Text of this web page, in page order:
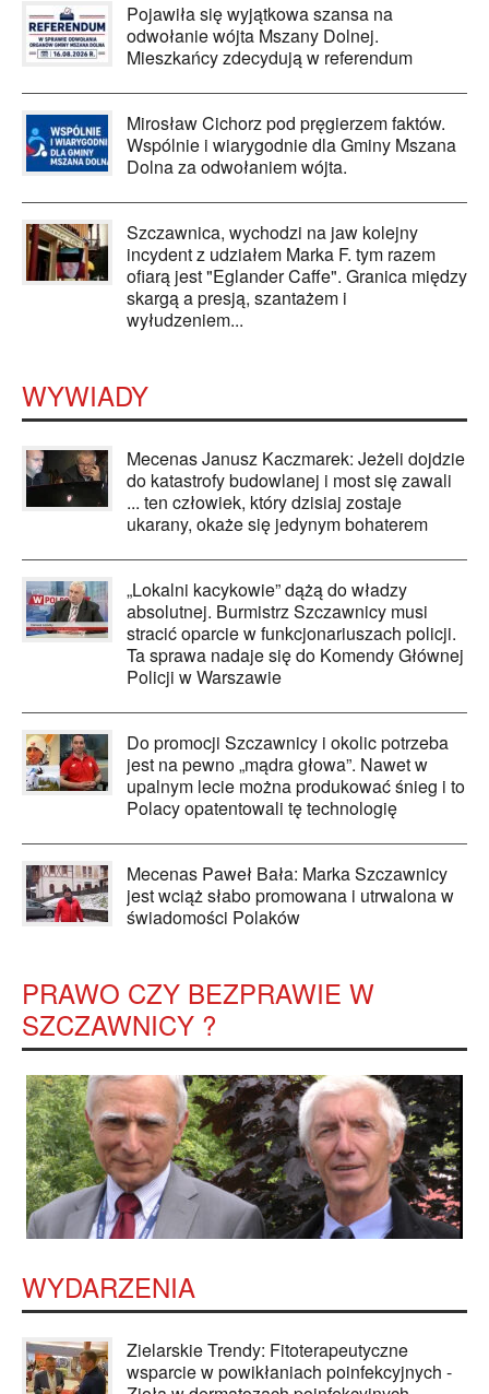
Pojawiła się wyjątkowa szansa na
odwołanie wójta Mszany Dolnej.
Mieszkańcy zdecydują w referendum
Mirosław Cichorz pod pręgierzem faktów.
Wspólnie i wiarygodnie dla Gminy Mszana
Dolna za odwołaniem wójta.
Szczawnica, wychodzi na jaw kolejny
incydent z udziałem Marka F. tym razem
ofiarą jest "Eglander Caffe". Granica między
skargą a presją, szantażem i
wyłudzeniem...
WYWIADY
Mecenas Janusz Kaczmarek: Jeżeli dojdzie
do katastrofy budowlanej i most się zawali
... ten człowiek, który dzisiaj zostaje
ukarany, okaże się jedynym bohaterem
„Lokalni kacykowie” dążą do władzy
absolutnej. Burmistrz Szczawnicy musi
stracić oparcie w funkcjonariuszach policji.
Ta sprawa nadaje się do Komendy Głównej
Policji w Warszawie
Do promocji Szczawnicy i okolic potrzeba
jest na pewno „mądra głowa”. Nawet w
upalnym lecie można produkować śnieg i to
Polacy opatentowali tę technologię
Mecenas Paweł Bała: Marka Szczawnicy
jest wciąż słabo promowana i utrwalona w
świadomości Polaków
PRAWO CZY BEZPRAWIE W
SZCZAWNICY ?
WYDARZENIA
Zielarskie Trendy: Fitoterapeutyczne
wsparcie w powikłaniach poinfekcyjnych -